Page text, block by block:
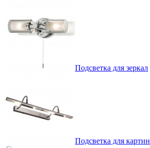
Подсветка для зеркал
Подсветка для картин